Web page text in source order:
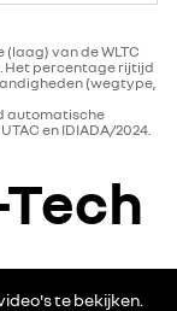
van de WLTC
Het percentage rijtijd
(wegtype,
automatische
en IDIADA/2024.
te bekijken.